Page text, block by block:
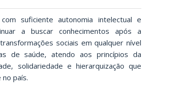
suficiente autonomia intelectual e
a buscar conhecimentos após a
sociais em qualquer nível
de saúde, atendo aos princípios da
solidariedade e hierarquização que
país.